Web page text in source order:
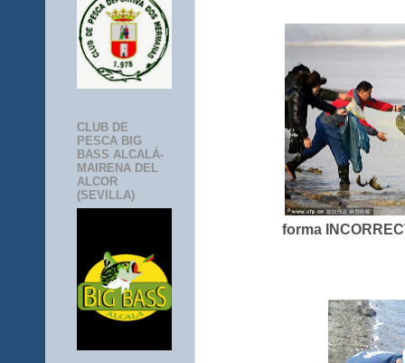
forma
CLUB DE
PESCA BIG
BASS ALCALÁ-
MAIRENA DEL
ALCOR
(SEVILLA)